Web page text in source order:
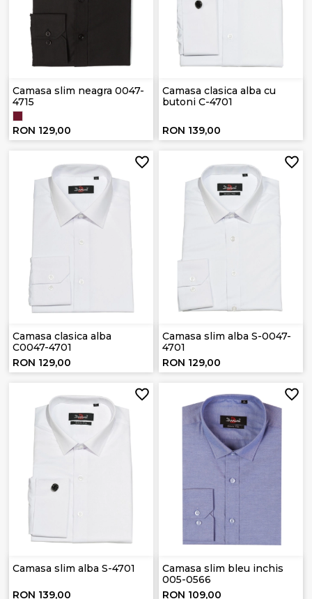
Camasa slim neagra 0047-
4715
RON 129,00
Camasa clasica alba cu
butoni C-4701
RON 139,00
Camasa clasica alba
C0047-4701
RON 129,00
Camasa slim alba S-0047-
4701
RON 129,00
Camasa slim alba S-4701
RON 139,00
Camasa slim bleu inchis
005-0566
RON 109,00